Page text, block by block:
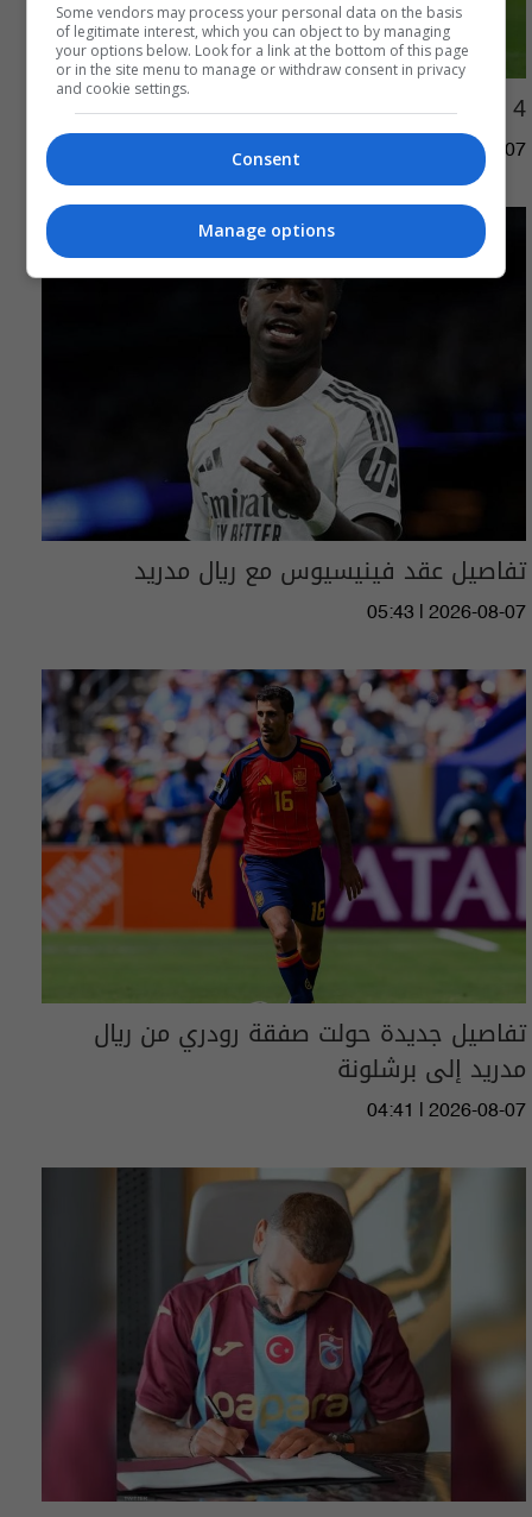
4 نتائج كارثية لأكبر صفعات برشلونة لريال مدريد
06:31 | 2026-08-07
تفاصيل عقد فينيسيوس مع ريال مدريد
05:43 | 2026-08-07
تفاصيل جديدة حولت صفقة رودري من ريال
مدريد إلى برشلونة
04:41 | 2026-08-07
Some vendors may process your personal data on the basis
of legitimate interest, which you can object to by managing
your options below. Look for a link at the bottom of this page
or in the site menu to manage or withdraw consent in privacy
and cookie settings.
Consent
Manage options